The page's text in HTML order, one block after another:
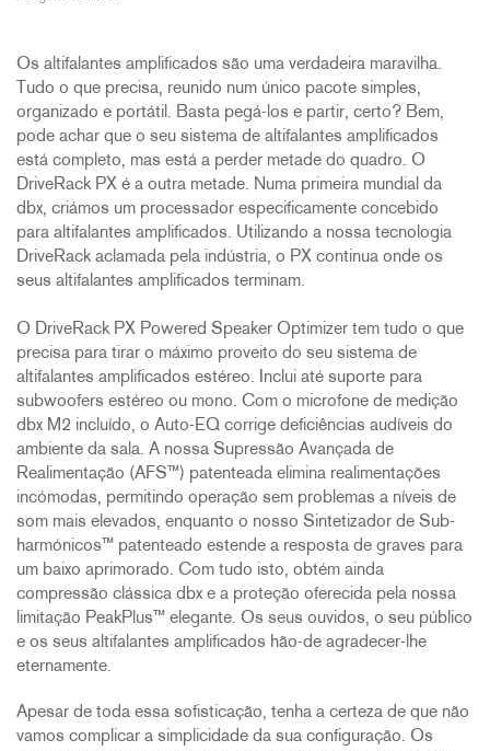
Os altifalantes amplificados são uma verdadeira maravilha.
Tudo o que precisa, reunido num único pacote simples,
organizado e portátil. Basta pegá-los e partir, certo? Bem,
pode achar que o seu sistema de altifalantes amplificados
está completo, mas está a perder metade do quadro. O
DriveRack PX é a outra metade. Numa primeira mundial da
dbx, criámos um processador especificamente concebido
para altifalantes amplificados. Utilizando a nossa tecnologia
DriveRack aclamada pela indústria, o PX continua onde os
seus altifalantes amplificados terminam.
O DriveRack PX Powered Speaker Optimizer tem tudo o que
precisa para tirar o máximo proveito do seu sistema de
altifalantes amplificados estéreo. Inclui até suporte para
subwoofers estéreo ou mono. Com o microfone de medição
dbx M2 incluído, o Auto-EQ corrige deficiências audíveis do
ambiente da sala. A nossa Supressão Avançada de
Realimentação (AFS™) patenteada elimina realimentações
incómodas, permitindo operação sem problemas a níveis de
som mais elevados, enquanto o nosso Sintetizador de Sub-
harmónicos™ patenteado estende a resposta de graves para
um baixo aprimorado. Com tudo isto, obtém ainda
compressão clássica dbx e a proteção oferecida pela nossa
limitação PeakPlus™ elegante. Os seus ouvidos, o seu público
e os seus altifalantes amplificados hão-de agradecer-lhe
eternamente.
Apesar de toda essa sofisticação, tenha a certeza de que não
vamos complicar a simplicidade da sua configuração. Os